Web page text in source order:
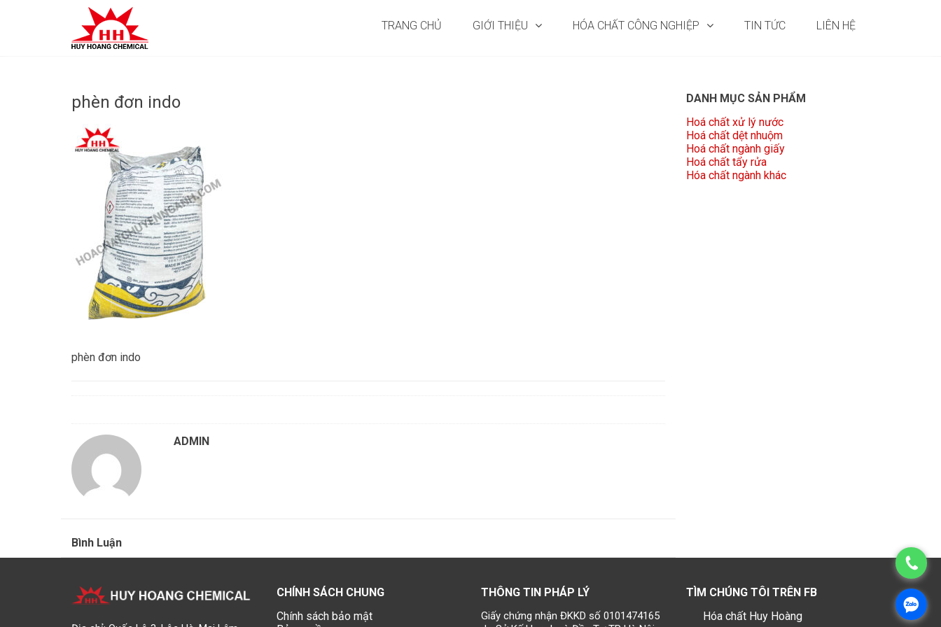
TRANG CHỦ GIỚI THIỆU HÓA CHẤT CÔNG NGHIỆP TIN TỨC LIÊN HỆ
phèn đơn indo
phèn đơn indo
ADMIN
Bình Luận
DANH MỤC SẢN PHẨM
Hoá chất xử lý nước
Hoá chất dệt nhuộm
Hoá chất ngành giấy
Hoá chất tẩy rửa
Hóa chất ngành khác
CHÍNH SÁCH CHUNG
Chính sách bảo mật
THÔNG TIN PHÁP LÝ
Giấy chứng nhận ĐKKD số 0101474165
TÌM CHÚNG TÔI TRÊN FB
Hóa chất Huy Hoàng